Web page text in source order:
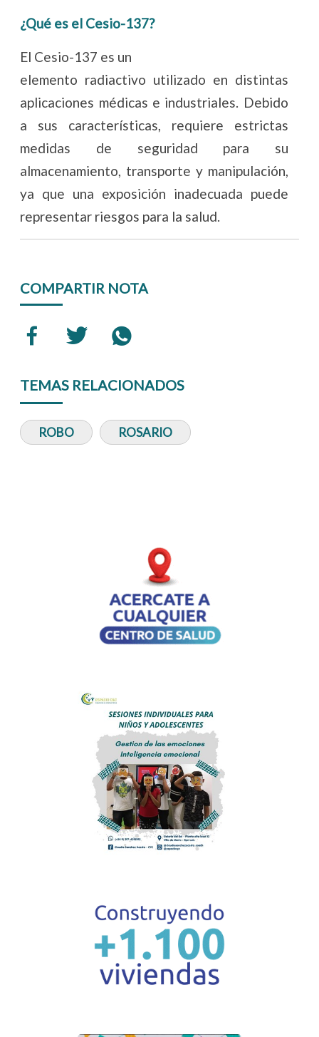
¿Qué es el Cesio-137?
El Cesio-137 es un
elemento radiactivo utilizado en distintas
aplicaciones médicas e industriales. Debido
a sus características, requiere estrictas
medidas de seguridad para su
almacenamiento, transporte y manipulación,
ya que una exposición inadecuada puede
representar riesgos para la salud.
COMPARTIR NOTA
TEMAS RELACIONADOS
ROBO ROSARIO